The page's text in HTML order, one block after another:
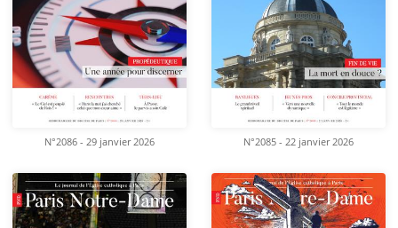
N°2086 - 29 janvier 2026 N°2085 - 22 janvier 2026